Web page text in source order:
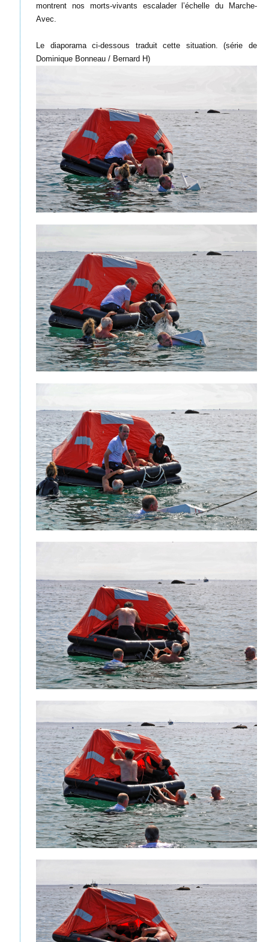
montrent nos morts-vivants escalader l’échelle du Marche-
Avec.
Le diaporama ci-dessous traduit cette situation. (série de
Dominique Bonneau / Bernard H)